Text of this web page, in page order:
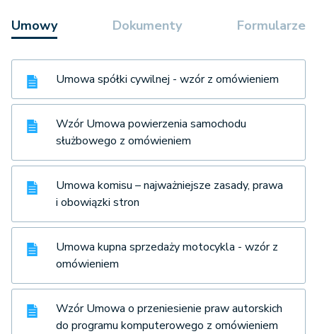
Umowy Dokumenty Formularze
Umowa spółki cywilnej - wzór z omówieniem
Wzór Umowa powierzenia samochodu
służbowego z omówieniem
Umowa komisu – najważniejsze zasady, prawa
i obowiązki stron
Umowa kupna sprzedaży motocykla - wzór z
omówieniem
Wzór Umowa o przeniesienie praw autorskich
do programu komputerowego z omówieniem